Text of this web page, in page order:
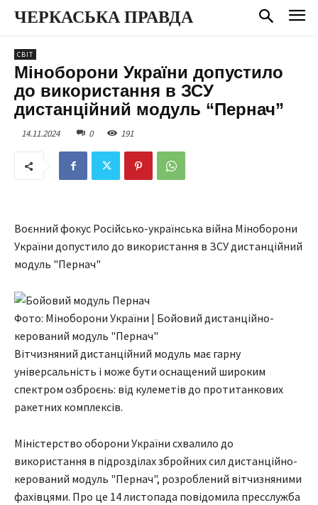
ЧЕРКАСЬКА ПРАВДА
СВІТ
Міноборони України допустило
до використання в ЗСУ
дистанційний модуль “Пернач”
14.11.2024 0 191
Воєнний фокус Російсько-українська війна Міноборони
України допустило до використання в ЗСУ дистанційний
модуль "Пернач"
Фото: Міноборони України | Бойовий дистанційно-
керований модуль "Пернач"
Вітчизняний дистанційний модуль має гарну
універсальність і може бути оснащений широким
спектром озброєнь: від кулеметів до протитанкових
ракетних комплексів.
Міністерство оборони України схвалило до
використання в підрозділах збройних сил дистанційно-
керований модуль "Пернач", розроблений вітчизняними
фахівцями. Про це 14 листопада повідомила пресслужба